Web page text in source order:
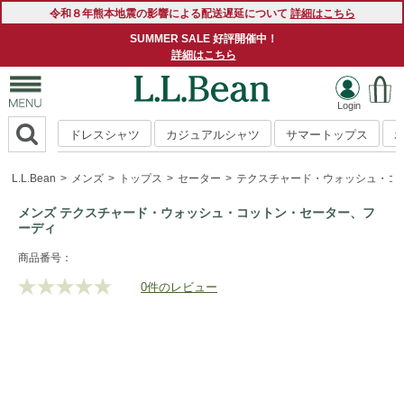
令和８年熊本地震の影響による配送遅延について 詳細はこちら
SUMMER SALE 好評開催中！
詳細はこちら
ドレスシャツ カジュアルシャツ サマートップス
L.L.Bean メンズ トップス セーター テクスチャード・ウォッシュ・
メンズ テクスチャード・ウォッシュ・コットン・セーター、フ
ーディ
https://www.llbean.co.jp/mens/tops/sweater/g/P5800115.html
商品番号：
評
0件のレビュー